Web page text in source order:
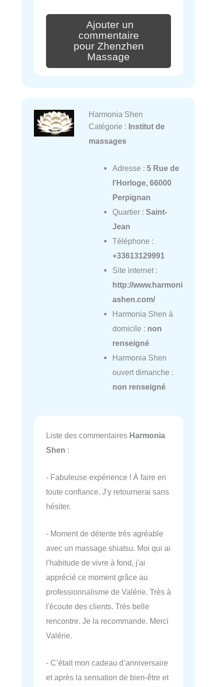
Ajouter un
commentaire
pour Zhenzhen
Massage
Harmonia Shen
Catégorie : Institut de
massages
Adresse : 5 Rue de
l'Horloge, 66000
Perpignan
Quartier : Saint-
Jean
Téléphone :
+33613129991
Site internet :
http://www.harmoni
ashen.com/
Harmonia Shen à
domicile : non
renseigné
Harmonia Shen
ouvert dimanche :
non renseigné
Liste des commentaires Harmonia
Shen :
- Fabuleuse expérience ! À faire en
toute confiance. J'y retournerai sans
hésiter.
- Moment de détente très agréable
avec un massage shiatsu. Moi qui ai
l'habitude de vivre à fond, j'ai
apprécié ce moment grâce au
professionnalisme de Valérie. Très à
l'écoute des clients. Très belle
rencontre. Je la recommande. Merci
Valérie.
- C’était mon cadeau d’anniversaire
et après la sensation de bien-être et